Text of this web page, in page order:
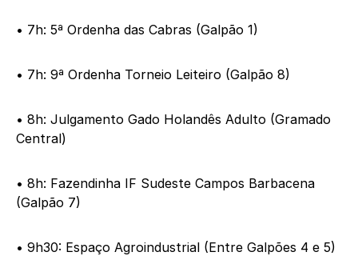
• 7h: 5ª Ordenha das Cabras (Galpão 1)
• 7h: 9ª Ordenha Torneio Leiteiro (Galpão 8)
• 8h: Julgamento Gado Holandês Adulto (Gramado
Central)
• 8h: Fazendinha IF Sudeste Campos Barbacena
(Galpão 7)
• 9h30: Espaço Agroindustrial (Entre Galpões 4 e 5)